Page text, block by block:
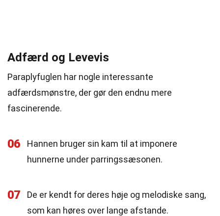
Adfærd og Levevis
Paraplyfuglen har nogle interessante
adfærdsmønstre, der gør den endnu mere
fascinerende.
06
Hannen bruger sin kam til at imponere
hunnerne under parringssæsonen.
07
De er kendt for deres høje og melodiske sang,
som kan høres over lange afstande.